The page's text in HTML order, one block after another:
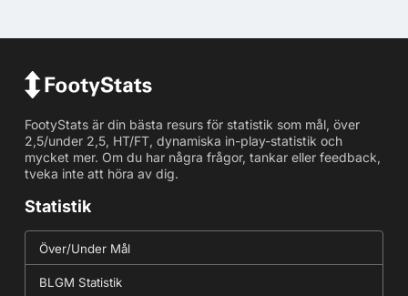
FootyStats är din bästa resurs för statistik som mål, över
2,5/under 2,5, HT/FT, dynamiska in-play-statistik och
mycket mer. Om du har några frågor, tankar eller feedback,
tveka inte att höra av dig.
Statistik
Över/Under Mål
BLGM Statistik